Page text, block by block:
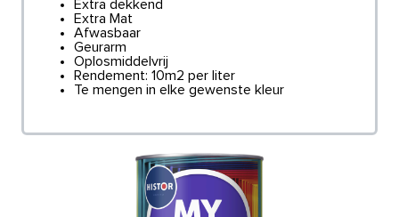
Extra dekkend
Extra Mat
Afwasbaar
Geurarm
Oplosmiddelvrij
Rendement: 10m2 per liter
Te mengen in elke gewenste kleur